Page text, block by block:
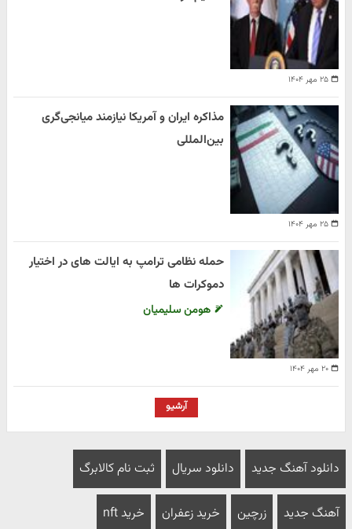
۲۵ مهر ۱۴۰۴
۲۵ مهر ۱۴۰۴
مذاکره ایران و آمریکا نیازمند میانجی‌گری
بین‌المللی
۲۰ مهر ۱۴۰۴
حمله نظامی ترامپ به ایالت های در اختیار
دموکرات ها
هومن سلیمیان
آرشیو
دانلود آهنگ جدید دانلود سریال ثبت نام کالابرگ
آهنگ جدید زرچین خرید زعفران خرید nft